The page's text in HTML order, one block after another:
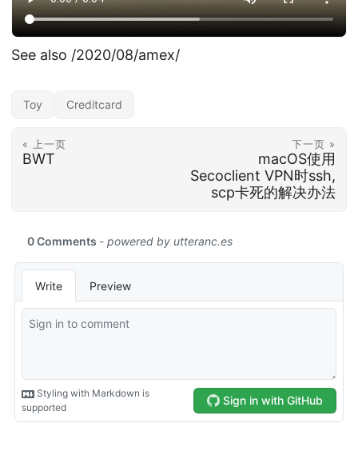
See also /2020/08/amex/
Toy Creditcard
« 上一页
BWT
下一页 »
macOS使用
Secoclient VPN时ssh,
scp卡死的解决办法